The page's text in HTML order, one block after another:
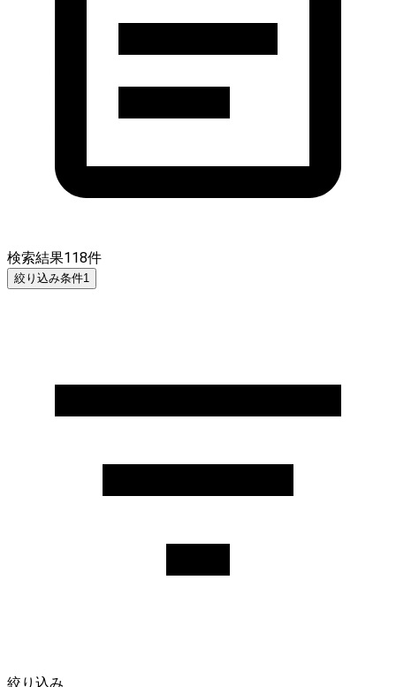
検索結果118件
絞り込み条件1
絞り込み